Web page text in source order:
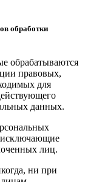
обработки
обрабатываются
правовых,
для
данных.
лиц.
ни при